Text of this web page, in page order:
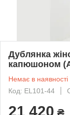
Дублянка
капюшоном
Немає в наявності
Код: EL101-44
21 420